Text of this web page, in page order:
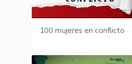
100 mujeres en conflicto